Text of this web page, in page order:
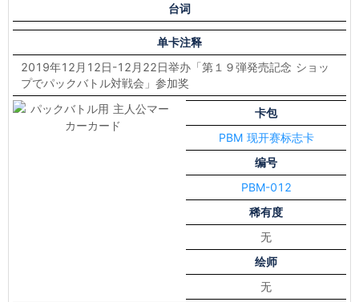
台词
单卡注释
2019年12月12日-12月22日举办「第１９弾発売記念 ショッ
プでパックバトル対戦会」参加奖
卡包
PBM 现开赛标志卡
编号
PBM-012
稀有度
无
绘师
无